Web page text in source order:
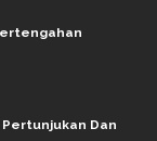
Pertunjukan Dan